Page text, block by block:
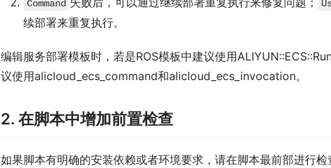
Command
续部署来重复执行。
编辑服务部署模板时，若是ROS模板中建议使用
议使用alicloud_ecs_command和alicloud_ecs_invocation。
2. 在脚本中增加前置检查
如果脚本有明确的安装依赖或者环境要求，请在脚本最前部进行